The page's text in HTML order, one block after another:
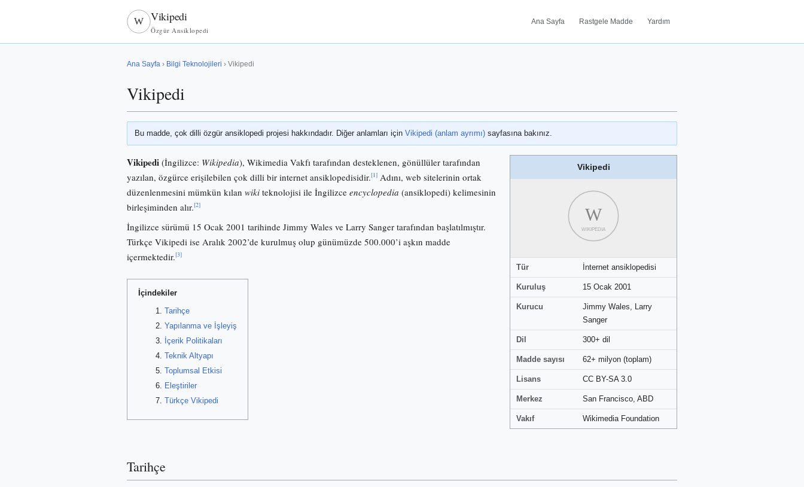
W Vikipedi
Özgür Ansiklopedi
Ana Sayfa Rastgele Madde Yardım
Ana Sayfa › Bilgi Teknolojileri › Vikipedi
Vikipedi
Bu madde, çok dilli özgür ansiklopedi projesi hakkındadır. Diğer anlamları için Vikipedi (anlam ayrımı) sayfasına bakınız.
Vikipedi
W
WIKIPEDIA
Tür İnternet ansiklopedisi
Kuruluş 15 Ocak 2001
Kurucu
Jimmy Wales, Larry
Sanger
Dil 300+ dil
Madde sayısı 62+ milyon (toplam)
Lisans CC BY-SA 3.0
Merkez San Francisco, ABD
Vakıf Wikimedia Foundation
Vikipedi (İngilizce: Wikipedia), Wikimedia Vakfı tarafından desteklenen, gönüllüler tarafından
yazılan, özgürce erişilebilen çok dilli bir internet ansiklopedisidir.[1] Adını, web sitelerinin ortak
düzenlenmesini mümkün kılan wiki teknolojisi ile İngilizce encyclopedia (ansiklopedi) kelimesinin
birleşiminden alır.[2]
İngilizce sürümü 15 Ocak 2001 tarihinde Jimmy Wales ve Larry Sanger tarafından başlatılmıştır.
Türkçe Vikipedi ise Aralık 2002’de kurulmuş olup günümüzde 500.000’i aşkın madde
içermektedir.[3]
İçindekiler
Tarihçe
Yapılanma ve İşleyiş
İçerik Politikaları
Teknik Altyapı
Toplumsal Etkisi
Eleştiriler
Türkçe Vikipedi
Tarihçe